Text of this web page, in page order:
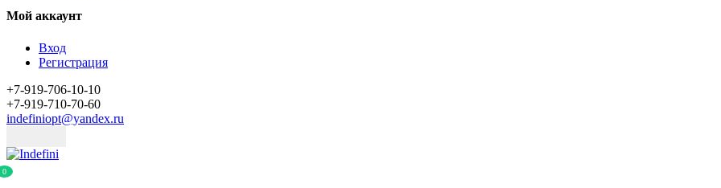
Мой аккаунт
Вход
Регистрация
+7-919-706-10-10
+7-919-710-70-60
indefiniopt@yandex.ru
0